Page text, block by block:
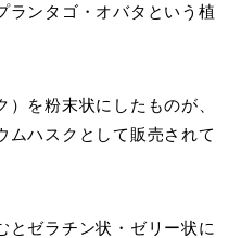
ランタゴ・オバタという植
を粉末状にしたものが、
ムハスクとして販売されて
とゼラチン状・ゼリー状に